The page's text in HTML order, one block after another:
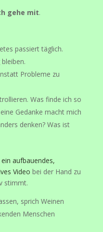
gehe mit.
passiert täglich.
Probleme zu
Was finde ich so
Gedanke macht mich
denken? Was ist
ein aufbauendes,
Video bei der Hand zu
stimmt.
sprich Weinen
Menschen